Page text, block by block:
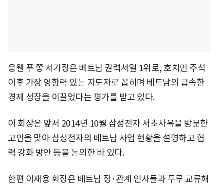
응웬 푸 쫑 서기장은 베트남 권력서열 1위로, 호치민 주석
이후 가장 영향력 있는 지도자로 꼽히며 베트남의 급속한
경제 성장을 이끌었다는 평가를 받고 있다.
이 회장은 앞서 2014년 10월 삼성전자 서초사옥을 방문한
고인을 맞아 삼성전자의 베트남 사업 현황을 설명하고 협
력 강화 방안 등을 논의한 바 있다.
한편 이재용 회장은 베트남 정·관계 인사들과 두루 교류해